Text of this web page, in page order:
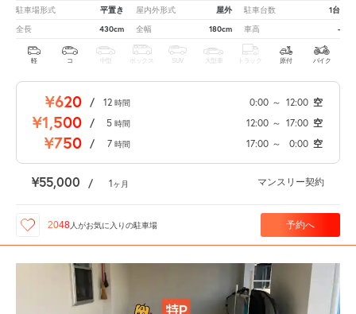
駐車場形式 平置き 屋内外形式 屋外 駐車台数 1台
全長 430cm 全幅 180cm 車高 -
軽 コ 中型 ボックス SUV 大型車 トラック 原付 バイク
¥620 / 12 時間 0:00 ～ 12:00 空
¥1,500 / 5 時間 12:00 ～ 17:00 空
¥750 / 7 時間 17:00 ～ 0:00 空
¥55,000 / 1ヶ月 マンスリー契約
2048 人がお気に入りの駐車場 予約へ